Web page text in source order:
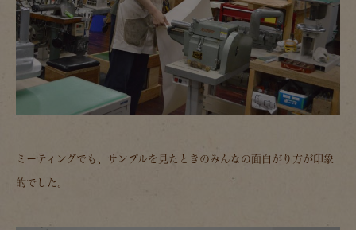
ミーティングでも、サンプルを見たときのみんなの面白がり方が印象
的でした。